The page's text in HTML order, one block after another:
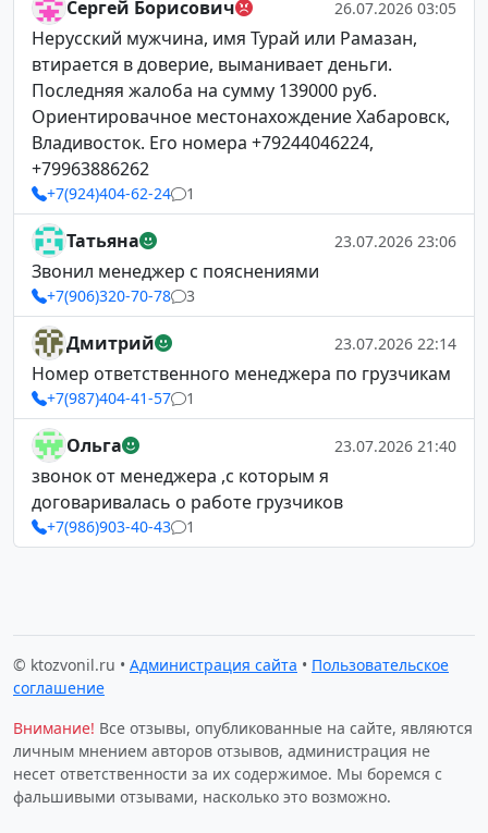
Сергей Борисович 26.07.2026 03:05
Нерусский мужчина, имя Турай или Рамазан,
втирается в доверие, выманивает деньги.
Последняя жалоба на сумму 139000 руб.
Ориентировачное местонахождение Хабаровск,
Владивосток. Его номера +79244046224,
+79963886262
+7(924)404-62-24 1
Татьяна 23.07.2026 23:06
Звонил менеджер с пояснениями
+7(906)320-70-78 3
Дмитрий 23.07.2026 22:14
Номер ответственного менеджера по грузчикам
+7(987)404-41-57 1
Ольга 23.07.2026 21:40
звонок от менеджера ,с которым я
договаривалась о работе грузчиков
+7(986)903-40-43 1
© ktozvonil.ru • Администрация сайта • Пользовательское
соглашение
Внимание! Все отзывы, опубликованные на сайте, являются
личным мнением авторов отзывов, администрация не
несет ответственности за их содержимое. Мы боремся с
фальшивыми отзывами, насколько это возможно.